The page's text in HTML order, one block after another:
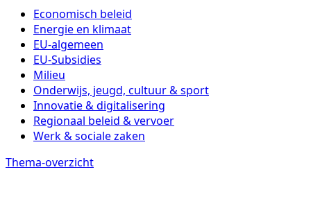
Economisch beleid
Energie en klimaat
EU-algemeen
EU-Subsidies
Milieu
Onderwijs, jeugd, cultuur & sport
Innovatie & digitalisering
Regionaal beleid & vervoer
Werk & sociale zaken
Thema-overzicht